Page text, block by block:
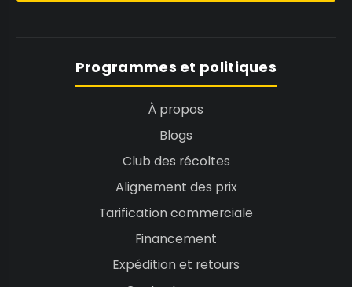
Programmes et politiques
À propos
Blogs
Club des récoltes
Alignement des prix
Tarification commerciale
Financement
Expédition et retours